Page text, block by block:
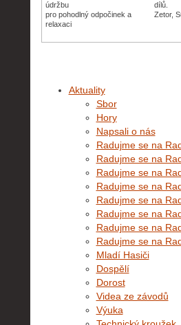
údržbu
pro pohodlný odpočinek a
relaxaci
dílů.
Zetor,
Aktuality
Sbor
Hory
Napsali o nás
Radujme se na
Radujme se na
Radujme se na
Radujme se na
Radujme se na
Radujme se na
Radujme se na
Radujme se na
Mladí Hasiči
Dospělí
Dorost
Videa ze závodů
Výuka